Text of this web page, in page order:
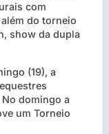
com
do torneio
show da dupla
(19), a
No domingo a
um Torneio